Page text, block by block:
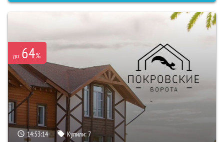
до 64%
14:53:13 Купили:7